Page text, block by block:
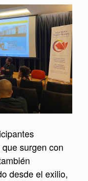
surgen con
desde el exilio,